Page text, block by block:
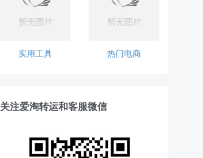
实用工具 热门电商
关注爱淘转运和客服微信